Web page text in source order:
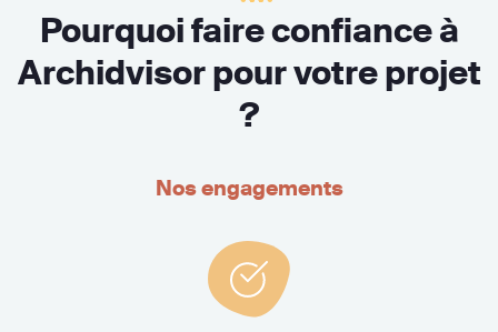
Pourquoi faire confiance à
Archidvisor pour votre projet
?
Nos engagements